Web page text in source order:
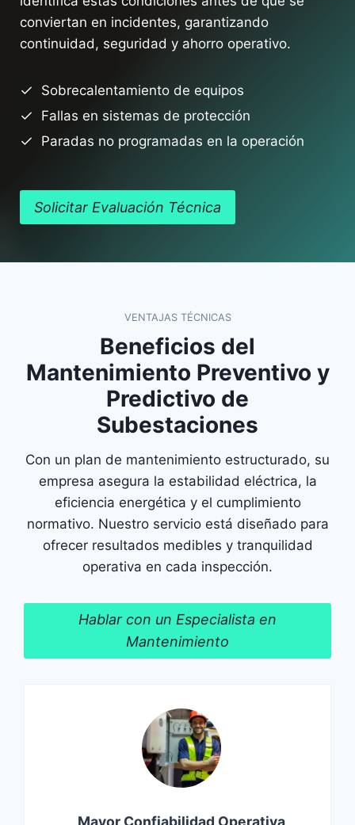
conviertan en incidentes, garantizando
continuidad, seguridad y ahorro operativo.
Sobrecalentamiento de equipos
Fallas en sistemas de protección
Paradas no programadas en la operación
Solicitar Evaluación Técnica
VENTAJAS TÉCNICAS
Beneficios del
Mantenimiento Preventivo y
Predictivo de
Subestaciones
Con un plan de mantenimiento estructurado, su
empresa asegura la estabilidad eléctrica, la
eficiencia energética y el cumplimiento
normativo. Nuestro servicio está diseñado para
ofrecer resultados medibles y tranquilidad
operativa en cada inspección.
Hablar con un Especialista en
Mantenimiento
Mayor Confiabilidad Operativa